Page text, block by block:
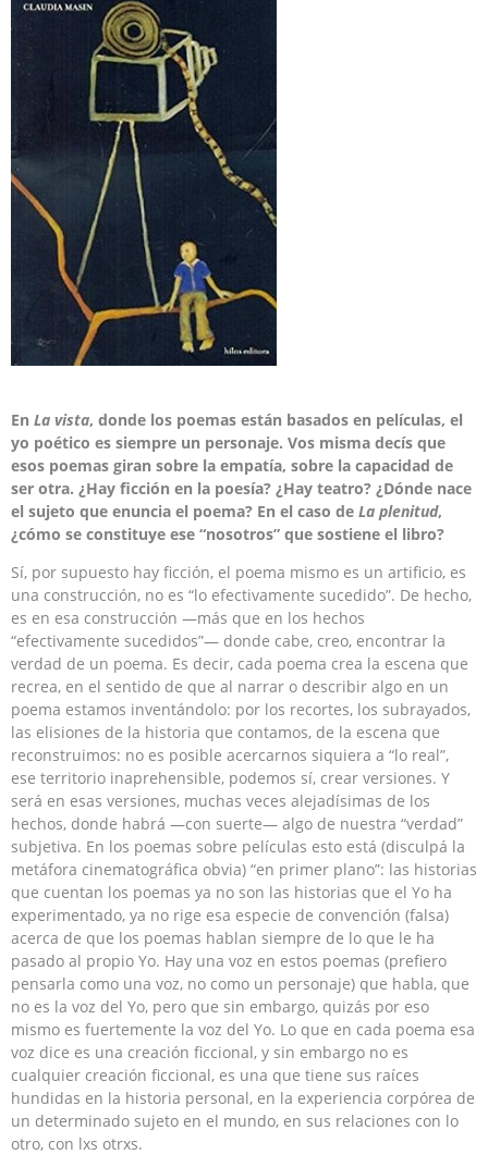
En La vista, donde los poemas están basados en películas, el
yo poético es siempre un personaje. Vos misma decís que
esos poemas giran sobre la empatía, sobre la capacidad de
ser otra. ¿Hay ficción en la poesía? ¿Hay teatro? ¿Dónde nace
el sujeto que enuncia el poema? En el caso de La plenitud,
¿cómo se constituye ese “nosotros” que sostiene el libro?
Sí, por supuesto hay ficción, el poema mismo es un artificio, es
una construcción, no es “lo efectivamente sucedido”. De hecho,
es en esa construcción —más que en los hechos
“efectivamente sucedidos”— donde cabe, creo, encontrar la
verdad de un poema. Es decir, cada poema crea la escena que
recrea, en el sentido de que al narrar o describir algo en un
poema estamos inventándolo: por los recortes, los subrayados,
las elisiones de la historia que contamos, de la escena que
reconstruimos: no es posible acercarnos siquiera a “lo real”,
ese territorio inaprehensible, podemos sí, crear versiones. Y
será en esas versiones, muchas veces alejadísimas de los
hechos, donde habrá —con suerte— algo de nuestra “verdad”
subjetiva. En los poemas sobre películas esto está (disculpá la
metáfora cinematográfica obvia) “en primer plano”: las historias
que cuentan los poemas ya no son las historias que el Yo ha
experimentado, ya no rige esa especie de convención (falsa)
acerca de que los poemas hablan siempre de lo que le ha
pasado al propio Yo. Hay una voz en estos poemas (prefiero
pensarla como una voz, no como un personaje) que habla, que
no es la voz del Yo, pero que sin embargo, quizás por eso
mismo es fuertemente la voz del Yo. Lo que en cada poema esa
voz dice es una creación ficcional, y sin embargo no es
cualquier creación ficcional, es una que tiene sus raíces
hundidas en la historia personal, en la experiencia corpórea de
un determinado sujeto en el mundo, en sus relaciones con lo
otro, con lxs otrxs.